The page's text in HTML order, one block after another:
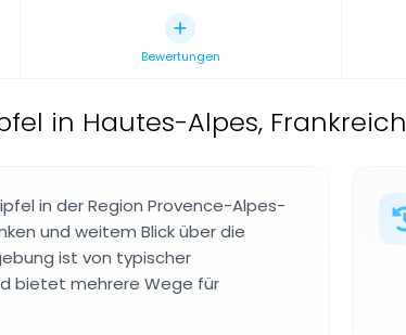
Bewertungen
in Hautes-Alpes, Frankreich
in der Region Provence-Alpes-
und weitem Blick über die
ist von typischer
bietet mehrere Wege für